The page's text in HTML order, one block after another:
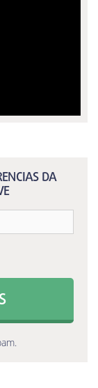
DA